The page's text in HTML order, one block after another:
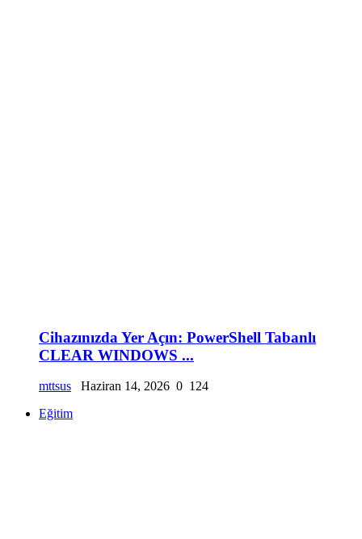
Cihazınızda Yer Açın: PowerShell Tabanlı
CLEAR WINDOWS ...
mttsus Haziran 14, 2026 0 124
Eğitim